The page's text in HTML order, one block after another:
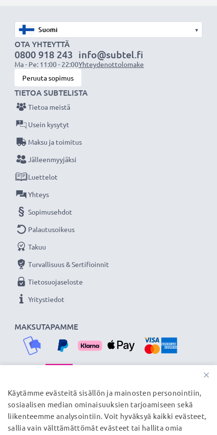
Valitse CELLONIC®, etkä tingi laadusta. Tilaa nyt!
▾
OTA YHTEYTTÄ
0800 918 243
Ma - Pe: 11:00 - 22:00
info@subtel.fi
Yhteydenottolomake
Peruuta sopimus
MAKSUTAPAMME
TIETOA SUBTELISTA
Tietoa meistä
Usein kysytyt
Maksu ja toimitus
Jälleenmyyjäksi
Luettelot
Yhteys
Sopimusehdot
Palautusoikeus
Takuu
Turvallisuus & Sertifioinnit
Tietosuojaseloste
Yritystiedot
TOIMITUSKUMPPANIMME
© subtel.fi 2026
×
Käytämme evästeitä sisällön ja mainosten personointiin,
sosiaalisen median ominaisuuksien tarjoamiseen sekä
liikenteemme analysointiin. Voit hyväksyä kaikki evästeet,
sallia vain välttämättömät evästeet tai hallita omia